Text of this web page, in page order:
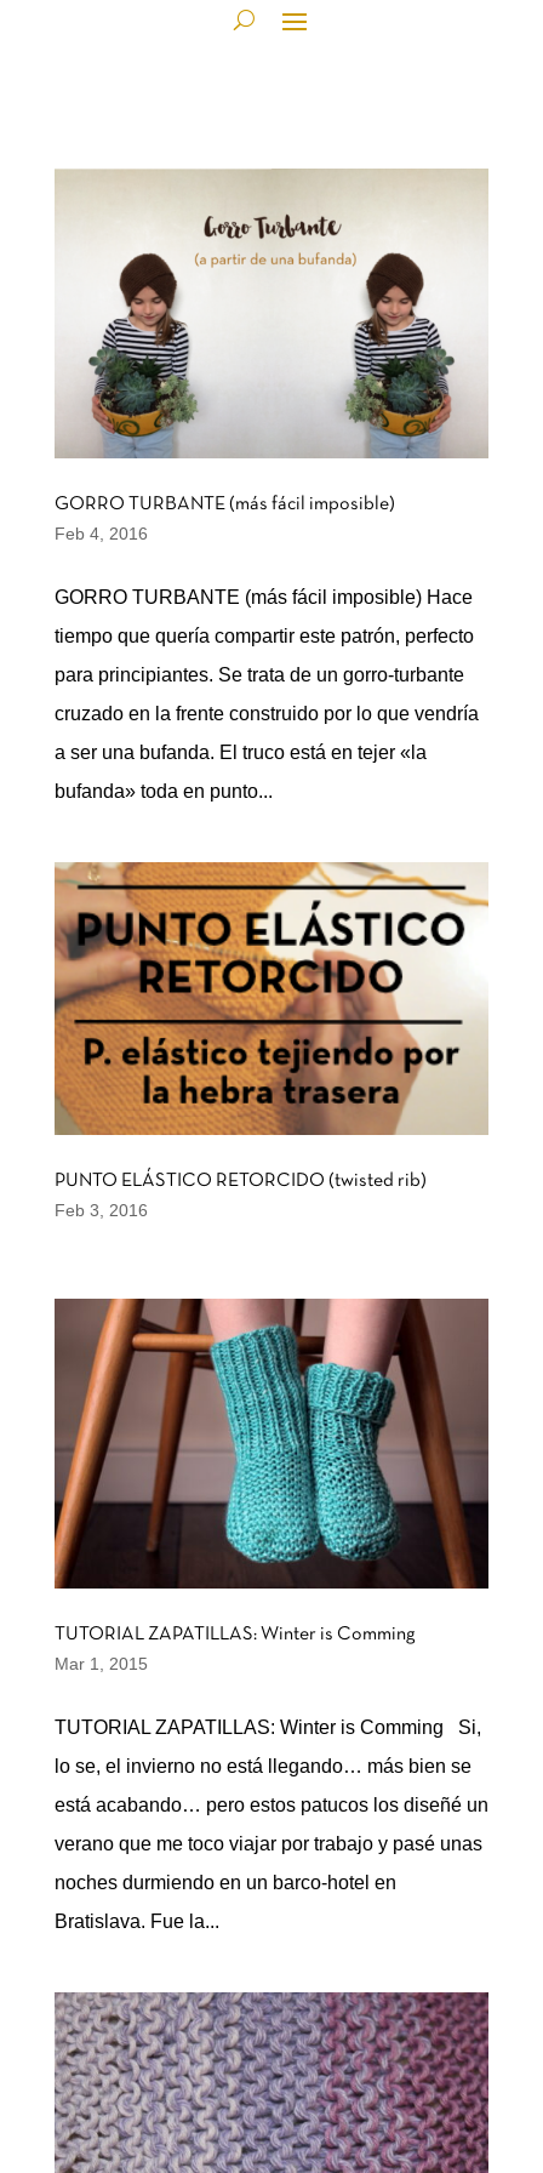
GORRO TURBANTE (más fácil imposible)
Feb 4, 2016
GORRO TURBANTE (más fácil imposible) Hace
tiempo que quería compartir este patrón, perfecto
para principiantes. Se trata de un gorro-turbante
cruzado en la frente construido por lo que vendría
a ser una bufanda. El truco está en tejer «la
bufanda» toda en punto...
PUNTO ELÁSTICO RETORCIDO (twisted rib)
Feb 3, 2016
TUTORIAL ZAPATILLAS: Winter is Comming
Mar 1, 2015
TUTORIAL ZAPATILLAS: Winter is Comming Si,
lo se, el invierno no está llegando… más bien se
está acabando… pero estos patucos los diseñé un
verano que me toco viajar por trabajo y pasé unas
noches durmiendo en un barco-hotel en
Bratislava. Fue la...